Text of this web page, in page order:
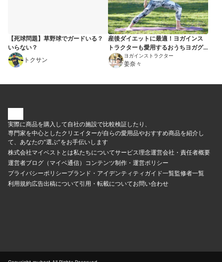
【死球問題】草野球でガードいる？
いらない？
トクサン
産後ダイエットに最適！ヨガインス
トラクターも愛用するおうちヨガグ
ッズ7選ヨガインストラクター
姜奈々
実際に商品を購入して自社の施設で比較検証したり、
専門家を中心としたクリエイターが自らの愛用品やおすすめ商品を紹介し
て、あなたの“選ぶ”をお手伝いします
株式会社マイベストとは私たちについてサービス理念運営会社・責任者概要
運営者ブログ（マイベ通信） コンテンツ制作・運営ポリシー
プライバシーポリシーブランド・アイデンティティ ガイド一覧監修者一覧
利用規約広告出稿について引用・転載についてお問い合わせ